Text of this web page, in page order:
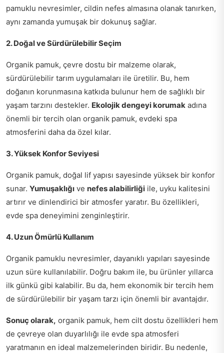
pamuklu nevresimler, cildin nefes almasına olanak tanırken,
aynı zamanda yumuşak bir dokunuş sağlar.
2. Doğal ve Sürdürülebilir Seçim
Organik pamuk, çevre dostu bir malzeme olarak,
sürdürülebilir tarım uygulamaları ile üretilir. Bu, hem
doğanın korunmasına katkıda bulunur hem de sağlıklı bir
yaşam tarzını destekler. Ekolojik dengeyi korumak adına
önemli bir tercih olan organik pamuk, evdeki spa
atmosferini daha da özel kılar.
3. Yüksek Konfor Seviyesi
Organik pamuk, doğal lif yapısı sayesinde yüksek bir konfor
sunar. Yumuşaklığı ve nefes alabilirliği ile, uyku kalitesini
artırır ve dinlendirici bir atmosfer yaratır. Bu özellikleri,
evde spa deneyimini zenginleştirir.
4. Uzun Ömürlü Kullanım
Organik pamuklu nevresimler, dayanıklı yapıları sayesinde
uzun süre kullanılabilir. Doğru bakım ile, bu ürünler yıllarca
ilk günkü gibi kalabilir. Bu da, hem ekonomik bir tercih hem
de sürdürülebilir bir yaşam tarzı için önemli bir avantajdır.
Sonuç olarak, organik pamuk, hem cilt dostu özellikleri hem
de çevreye olan duyarlılığı ile evde spa atmosferi
yaratmanın en ideal malzemelerinden biridir. Bu nedenle,